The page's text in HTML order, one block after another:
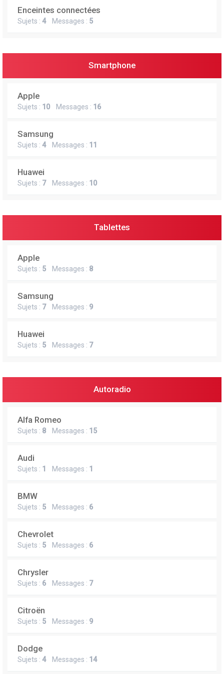
Enceintes connectées
Sujets : 4Messages : 5
Smartphone
Apple
Sujets : 10 Messages : 16
Samsung
Sujets : 4Messages : 11
Huawei
Sujets : 7Messages : 10
Tablettes
Apple
Sujets : 5 Messages : 8
Samsung
Sujets : 7Messages : 9
Huawei
Sujets : 5 Messages : 7
Autoradio
Alfa Romeo
Sujets : 8 Messages : 15
Audi
Sujets : 1 Messages : 1
BMW
Sujets : 5 Messages : 6
Chevrolet
Sujets : 5 Messages : 6
Chrysler
Sujets : 6 Messages : 7
Citroën
Sujets : 5 Messages : 9
Dodge
Sujets : 4Messages : 14